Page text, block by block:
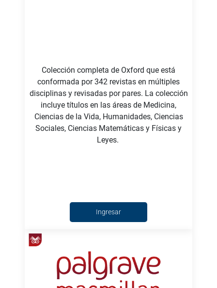
Colección completa de Oxford que está
conformada por 342 revistas en múltiples
disciplinas y revisadas por pares. La colección
incluye títulos en las áreas de Medicina,
Ciencias de la Vida, Humanidades, Ciencias
Sociales, Ciencias Matemáticas y Físicas y
Leyes.
Ingresar